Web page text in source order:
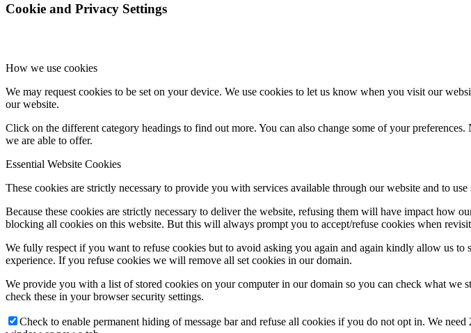
Cookie and Privacy Settings
How we use cookies
We may request cookies to be set on your device. We use cookies to let us know when you visit our
our website.
Click on the different category headings to find out more. You can also change some of your
we are able to offer.
Essential Website Cookies
These cookies are strictly necessary to provide you with services available through our website and to use
Because these cookies are strictly necessary to deliver the website, refusing them will have impact how
blocking all cookies on this website. But this will always prompt you to accept/refuse cookies when
We fully respect if you want to refuse cookies but to avoid asking you again and again kindly allow us
experience. If you refuse cookies we will remove all set cookies in our domain.
We provide you with a list of stored cookies on your computer in our domain so you can check what
check these in your browser security settings.
Check to enable permanent hiding of message bar and refuse all cookies if you do not opt in. We